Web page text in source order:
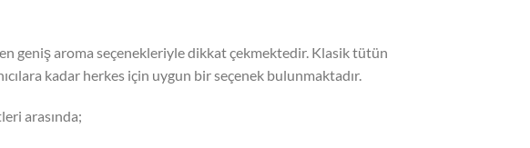
geniş aroma seçenekleriyle dikkat çekmektedir. Klasik tütün
kadar herkes için uygun bir seçenek bulunmaktadır.
arasında;